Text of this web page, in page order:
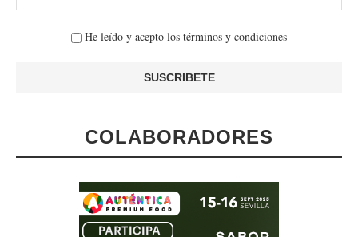
He leído y acepto los términos y condiciones
COLABORADORES